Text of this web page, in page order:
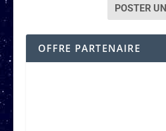
OFFRE PARTENAIRE